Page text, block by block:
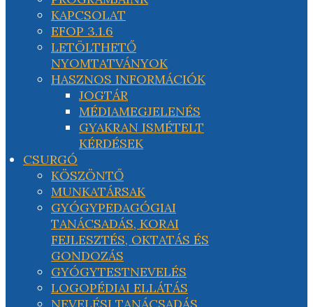
KAPCSOLAT
EFOP 3.1.6
LETÖLTHETŐ
NYOMTATVÁNYOK
HASZNOS INFORMÁCIÓK
JOGTÁR
MÉDIAMEGJELENÉS
GYAKRAN ISMÉTELT
KÉRDÉSEK
CSURGÓ
KÖSZÖNTŐ
MUNKATÁRSAK
GYÓGYPEDAGÓGIAI
TANÁCSADÁS, KORAI
FEJLESZTÉS, OKTATÁS ÉS
GONDOZÁS
GYÓGYTESTNEVELÉS
LOGOPÉDIAI ELLÁTÁS
NEVELÉSI TANÁCSADÁS